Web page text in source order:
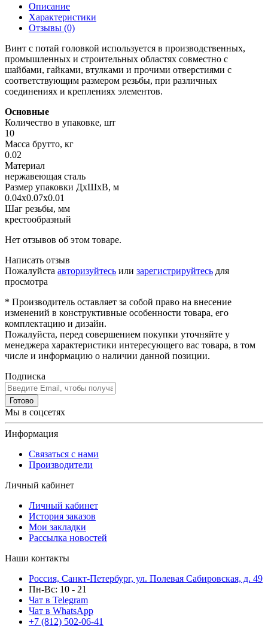
Описание
Характеристики
Отзывы (0)
Винт с потай головкой используется в производственных,
промышленных и строительных областях совместно с
шайбами, гайками, втулками и прочими отверстиями с
соответствующим размером резьбы, при различных
соединениях и креплениях элементов.
Основные
Количество в упаковке, шт
10
Масса брутто, кг
0.02
Материал
нержавеющая сталь
Размер упаковки ДхШхВ, м
0.04x0.07x0.01
Шаг резьбы, мм
крестообразный
Нет отзывов об этом товаре.
Написать отзыв
Пожалуйста авторизуйтесь или зарегистрируйтесь для
просмотра
* Производитель оставляет за собой право на внесение
изменений в конструктивные особенности товара, его
комплектацию и дизайн.
Пожалуйста, перед совершением покупки уточняйте у
менеджера характеристики интересующего вас товара, в том
числе и информацию о наличии данной позиции.
Подписка
Готово
Мы в соцсетях
Информация
Связаться с нами
Производители
Личный кабинет
Личный кабинет
История заказов
Мои закладки
Рассылка новостей
Наши контакты
Россия, Санкт-Петербург, ул. Полевая Сабировская, д. 49
Пн-Вс: 10 - 21
Чат в Telegram
Чат в WhatsApp
+7 (812) 502-06-41